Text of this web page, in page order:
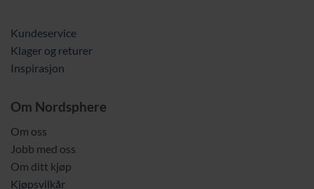
Kundeservice
Klager og returer
Inspirasjon
Om Nordsphere
Om oss
Jobb med oss
Om ditt kjøp
Kjøpsvilkår